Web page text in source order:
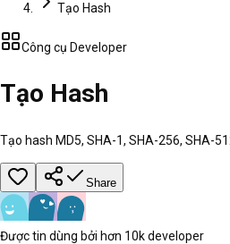
Tạo Hash
Công cụ Developer
Tạo Hash
Tạo hash MD5, SHA-1, SHA-256, SHA-
Share
Được tin dùng bởi hơn 10k developer